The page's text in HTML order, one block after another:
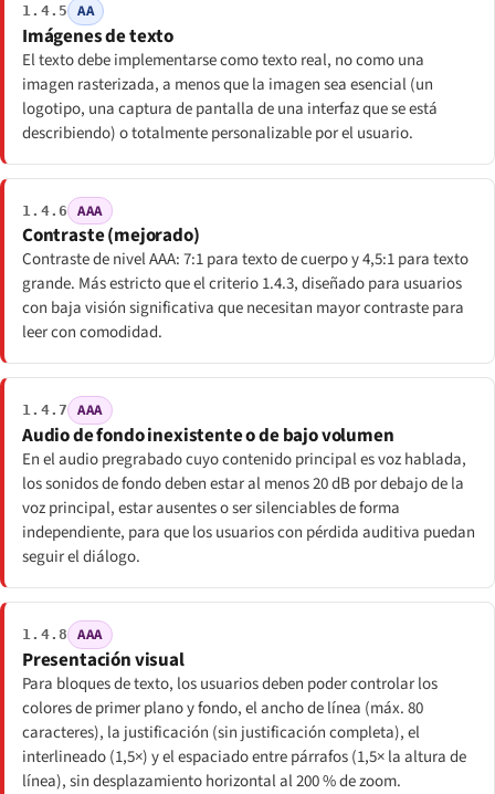
1.4.5 AA
Imágenes de texto
El texto debe implementarse como texto real, no como una
imagen rasterizada, a menos que la imagen sea esencial (un
logotipo, una captura de pantalla de una interfaz que se está
describiendo) o totalmente personalizable por el usuario.
1.4.6 AAA
Contraste (mejorado)
Contraste de nivel AAA: 7:1 para texto de cuerpo y 4,5:1 para texto
grande. Más estricto que el criterio 1.4.3, diseñado para usuarios
con baja visión significativa que necesitan mayor contraste para
leer con comodidad.
1.4.7 AAA
Audio de fondo inexistente o de bajo volumen
En el audio pregrabado cuyo contenido principal es voz hablada,
los sonidos de fondo deben estar al menos 20 dB por debajo de la
voz principal, estar ausentes o ser silenciables de forma
independiente, para que los usuarios con pérdida auditiva puedan
seguir el diálogo.
1.4.8 AAA
Presentación visual
Para bloques de texto, los usuarios deben poder controlar los
colores de primer plano y fondo, el ancho de línea (máx. 80
caracteres), la justificación (sin justificación completa), el
interlineado (1,5×) y el espaciado entre párrafos (1,5× la altura de
línea), sin desplazamiento horizontal al 200 % de zoom.